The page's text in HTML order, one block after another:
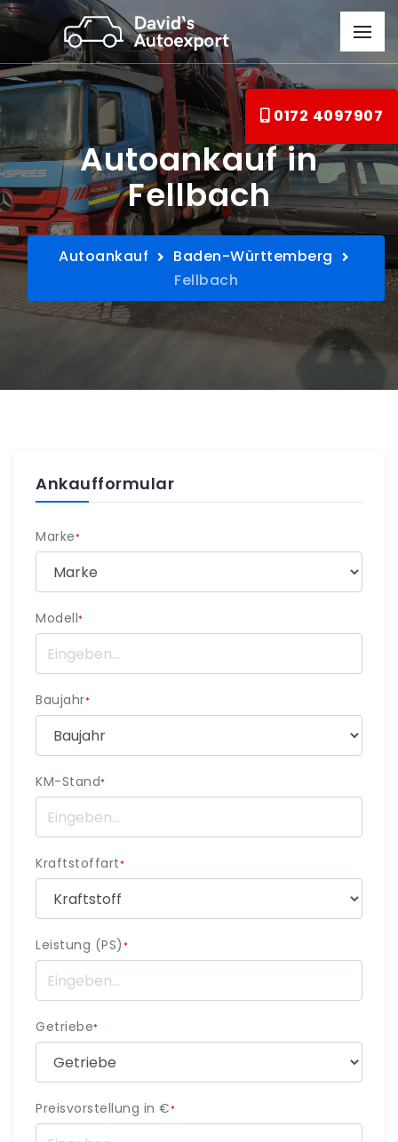
0172 4097907
Autoankauf in
Fellbach
Autoankauf
Baden-Württemberg
Fellbach
Ankaufformular
Marke*
Modell*
Baujahr*
KM-Stand*
Kraftstoffart*
Leistung (PS) *
Getriebe*
Preisvorstellung in €*